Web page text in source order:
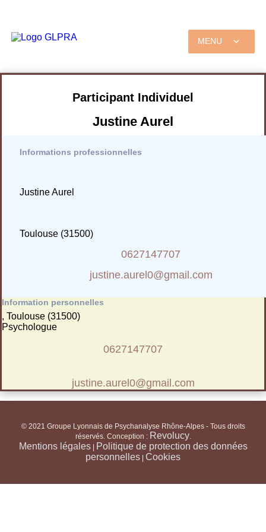
MENU
Participant Individuel
Justine Aurel
Informations professionnelles
Justine Aurel
Toulouse (31500)
0627147707
justine.aurel0@gmail.com
Information personnelles
, Toulouse (31500)
Psychologue
0627147707
justine.aurel0@gmail.com
© 2021 Groupe Lyonnais de Psychanalyse Rhône-Alpes - Tous droits
réservés. Conception : Revolucy.
Mentions légales|
Politique de protection des données
personnelles Cookies